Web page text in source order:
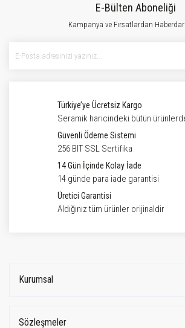
E-Bülten Aboneliği
Kampanya ve Fırsatlardan
Türkiye’ye Ücretsiz Kargo
Seramik haricindeki bütün
Güvenli Ödeme Sistemi
256 BIT SSL Sertifika
14 Gün İçinde Kolay İade
14 günde para iade garantisi
Üretici Garantisi
Aldığınız tüm ürünler orijinaldir
Kurumsal
Sözleşmeler